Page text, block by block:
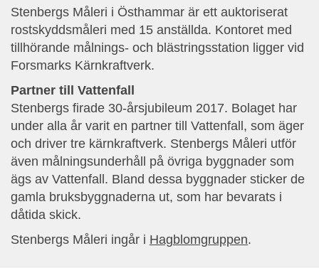
Stenbergs Måleri i Östhammar är ett auktoriserat
rostskyddsmåleri med 15 anställda. Kontoret med
tillhörande målnings- och blästringsstation ligger vid
Forsmarks Kärnkraftverk.
Partner till Vattenfall
Stenbergs firade 30-årsjubileum 2017. Bolaget har
under alla år varit en partner till Vattenfall, som äger
och driver tre kärnkraftverk. Stenbergs Måleri utför
även målningsunderhåll på övriga byggnader som
ägs av Vattenfall. Bland dessa byggnader sticker de
gamla bruksbyggnaderna ut, som har bevarats i
dåtida skick.
Stenbergs Måleri ingår i Hagblomgruppen.